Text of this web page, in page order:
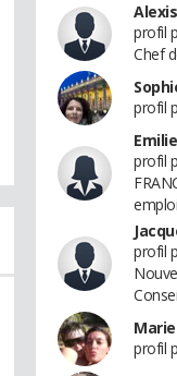
profil
Chef
profil
profil
profil
Marie
profil